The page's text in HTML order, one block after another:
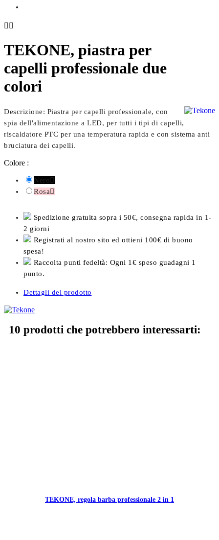
 
TEKONE, piastra per
capelli professionale due
colori
Descrizione: Piastra per capelli professionale, con
spia dell'alimentazione a LED, per tutti i tipi di capelli,
riscaldatore PTC per una temperatura rapida e con sistema anti
bruciatura dei capelli.
Colore :
Nero 
Rosa
Spedizione gratuita sopra i 50€, consegna rapida in 1-
2 giorni
Registrati al nostro sito ed ottieni 100€ di buono
spesa!
Raccolta punti fedeltà: Ogni 1€ speso guadagni 1
punto.
Dettagli del prodotto
10 prodotti che potrebbero interessarti:
TEKONE, regola barba professionale 2 in 1